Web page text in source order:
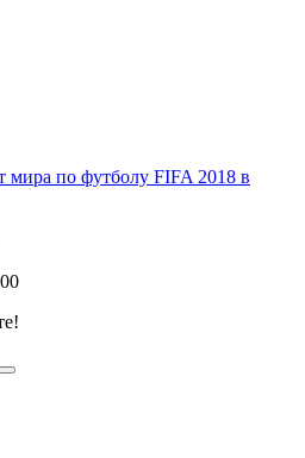
мира по футболу FIFA 2018 в